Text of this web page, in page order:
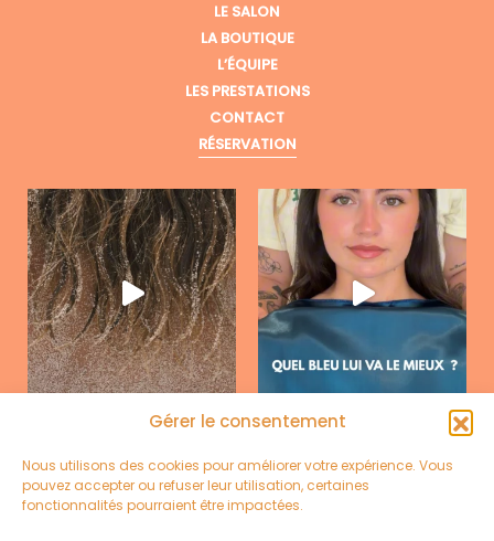
Gérer le consentement
Nous utilisons des cookies pour améliorer votre expérience. Vous
pouvez accepter ou refuser leur utilisation, certaines
fonctionnalités pourraient être impactées.
LE SALON
LA BOUTIQUE
L’ÉQUIPE
LES PRESTATIONS
CONTACT
RÉSERVATION